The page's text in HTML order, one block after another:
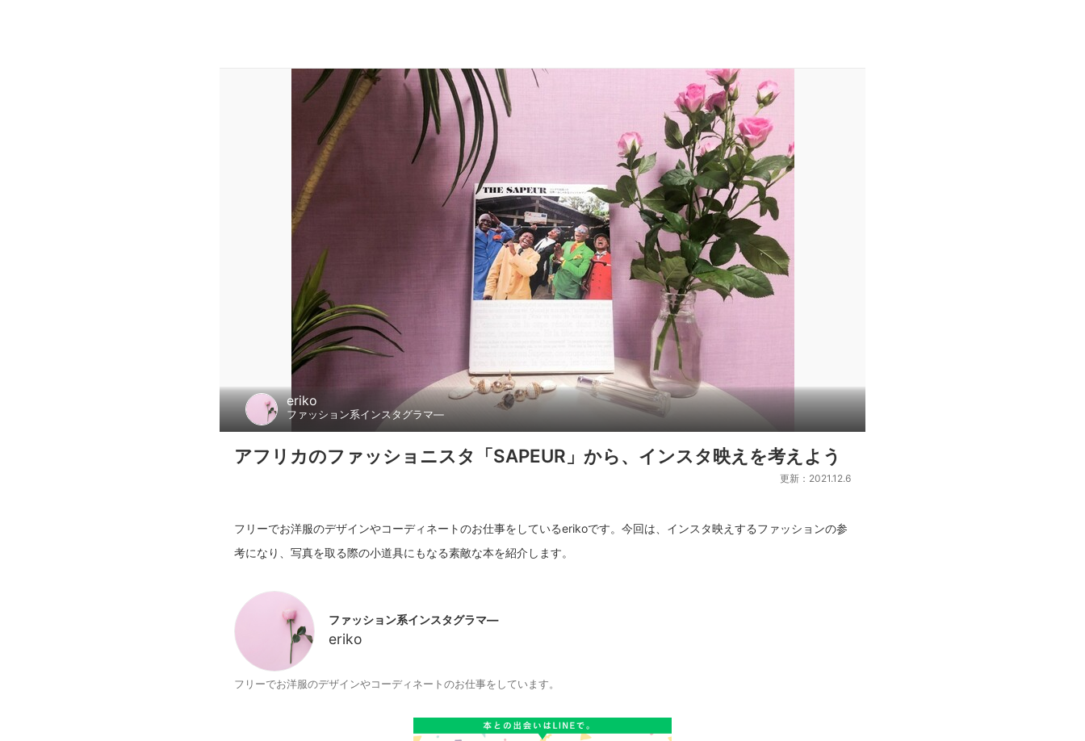
eriko
ファッション系インスタグラマ―
アフリカのファッショニスタ「SAPEUR」から、インスタ映えを考えよう
更新：2021.12.6
フリーでお洋服のデザインやコーディネートのお仕事をしているerikoです。今回は、インスタ映えするファッションの参
ファッション系インスタグラマ―
eriko
フリーでお洋服のデザインやコーディネートのお仕事をしています。